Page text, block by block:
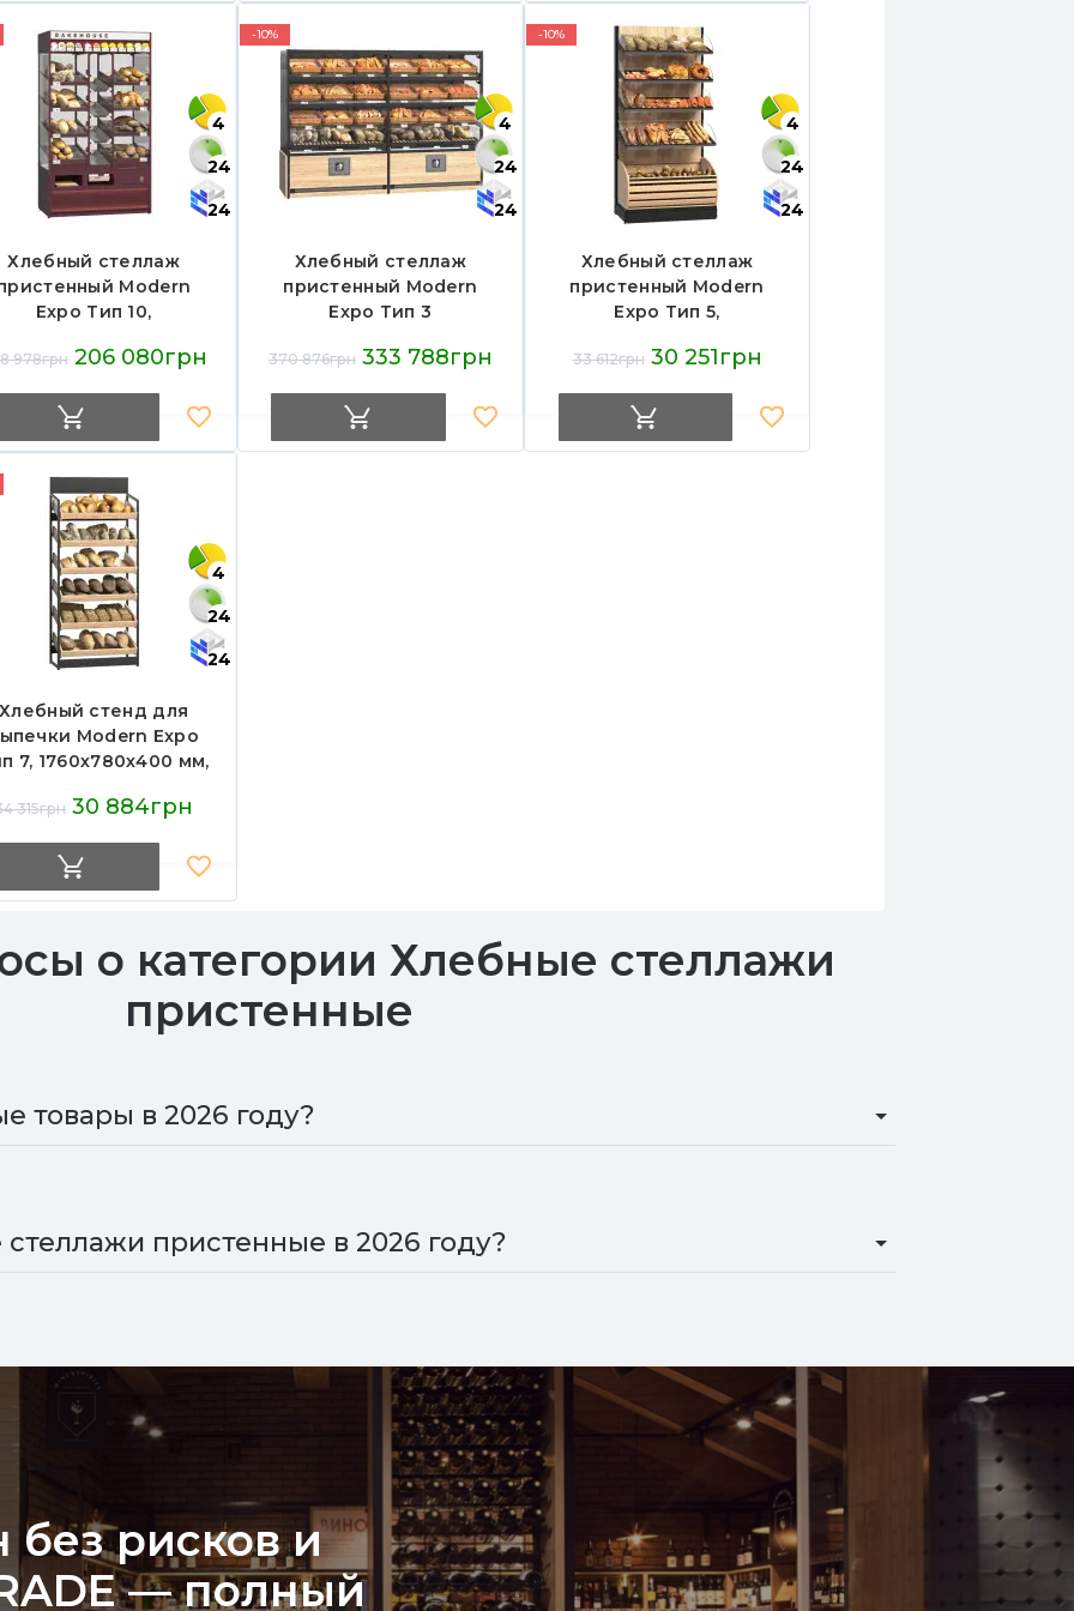
4
24
24
Хлебный стеллаж
Modern
Expo Тип 10,
хлеба и выпечки
978грн 206 080грн
-10%
4
24
24
Хлебный стеллаж
пристенный Modern
Expo Тип 3
стеклянные двери, для
370 876грн 333 788грн
-10%
4
24
24
Хлебный стеллаж
пристенный Modern
Expo Тип 5,
хлеба и выпечки
33 612грн 30 251грн
4
24
24
Хлебный стенд для
Modern Expo
7, 1760х780х400 мм,
315грн 30 884грн
о категории Хлебные стеллажи
пристенные
товары в 2026 году?
пристенные в 2026 году?
без рисков и
— полный